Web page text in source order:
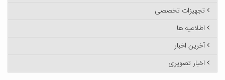
تجهیزات تخصصی
اطلاعیه ها
آخرین اخبار
اخبار تصویری